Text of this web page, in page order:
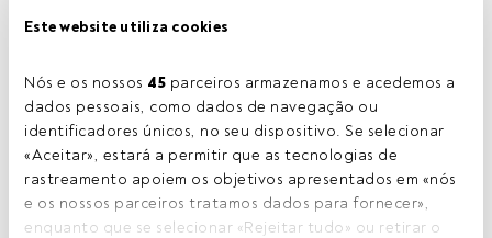
Este website utiliza cookies
Nós e os nossos 45 parceiros armazenamos e acedemos a
dados pessoais, como dados de navegação ou
identificadores únicos, no seu dispositivo. Se selecionar
«Aceitar», estará a permitir que as tecnologias de
rastreamento apoiem os objetivos apresentados em «nós
e os nossos parceiros tratamos dados para fornecer»,
enquanto que se selecionar «Rejeitar tudo» ou retirar o
jmettraux, Flickr, Creative Commons
runch para começar o dia